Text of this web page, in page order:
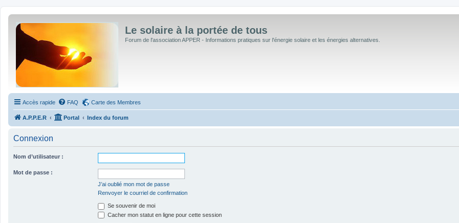
Le solaire à la portée de tous
Forum de l'association APPER - Informations pratiques sur l'énergie solaire et les énergies alternatives.
Accès rapide FAQ Carte des Membres
A.P.P.E.R Portal Index du forum
Connexion
Nom d’utilisateur :
Mot de passe :
J’ai oublié mon mot de passe
Renvoyer le courriel de confirmation
Se souvenir de moi
Cacher mon statut en ligne pour cette session